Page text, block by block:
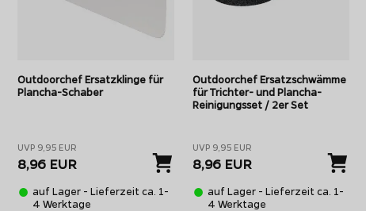
Outdoorchef Ersatzklinge für
Plancha-Schaber
UVP 9,95 EUR
8,96 EUR
auf Lager - Lieferzeit ca. 1-
4 Werktage
Outdoorchef Ersatzschwämme
für Trichter- und Plancha-
Reinigungsset / 2er Set
UVP 9,95 EUR
8,96 EUR
auf Lager - Lieferzeit ca. 1-
4 Werktage